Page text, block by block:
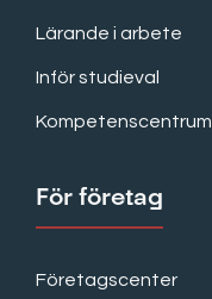
Lärande i arbete
Inför studieval
Kompetenscentrum
För företag
Företagscenter